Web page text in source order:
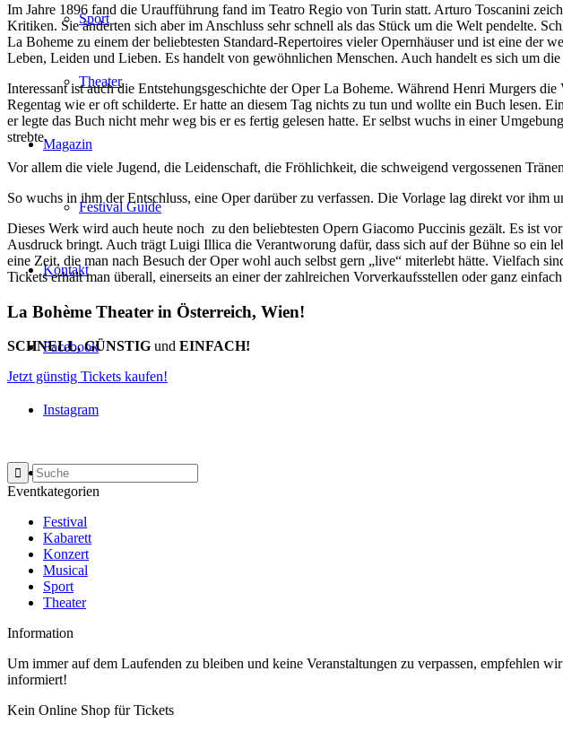
Sport
Theater
Magazin
Festival Guide
Kontakt
Facebook
Instagram
Mail
Im Jahre 1896 fand die Uraufführung fand im Teatro Regio von Turin statt. Arturo Toscanini
Kritiken. Sie änderten sich aber im Anschluss sehr schnell als das Stück um die Welt pendelte.
La Boheme zu einem der beliebtesten Standard-Repertoires vieler Opernhäuser und ist eine der
Leben, Leiden und Lieben. Es handelt von gewöhnlichen Menschen. Auch handelt es sich um
Interessant ist auch die Entstehungsgeschichte der Oper La Boheme. Während Henri Murgers
Regentag wie er oft schilderte. Er hatte an diesem Tag nichts zu tun und wollte ein Buch lesen.
er legte das Buch nicht mehr weg bis er es fertig gelesen hatte. Er selbst wuchs in einer
strebte.
Vor allem die viele Jugend, die Leidenschaft, die Fröhlichkeit, die schweigend vergossenen
So wuchs in ihm der Entschluss, eine Oper darüber zu verfassen. Die Vorlage lag direkt vor
Dieses Werk wird auch heute noch zu den beliebtesten Opern Giacomo Puccinis gezält. Es ist
Ausdruck bringt. Auch trägt Luigi Illica die Verantworung dafür, dass sich auf der Bühne so ein
eine Zeit, die man nach Besuch der Oper wohl auch selbst gern „live“ miterlebt hätte. Vielfach
Tickets erhält man überall, einerseits an einer der zahlreichen Vorverkaufsstellen oder ganz
La Bohème Theater in Österreich, Wien!
SCHNELL, GÜNSTIG und EINFACH!
Jetzt günstig Tickets kaufen!
Eventkategorien
Festival
Kabarett
Konzert
Musical
Sport
Theater
Information
Um immer auf dem Laufenden zu bleiben und keine Veranstaltungen zu verpassen, empfehlen
informiert!
Kein Online Shop für Tickets